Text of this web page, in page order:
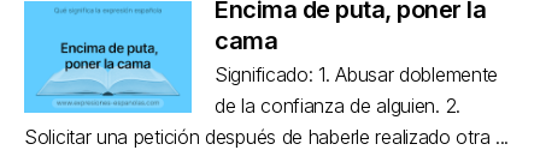
Encima de puta, poner la
cama
Significado: 1. Abusar doblemente
de la confianza de alguien. 2.
Solicitar una petición después de haberle realizado otra ...